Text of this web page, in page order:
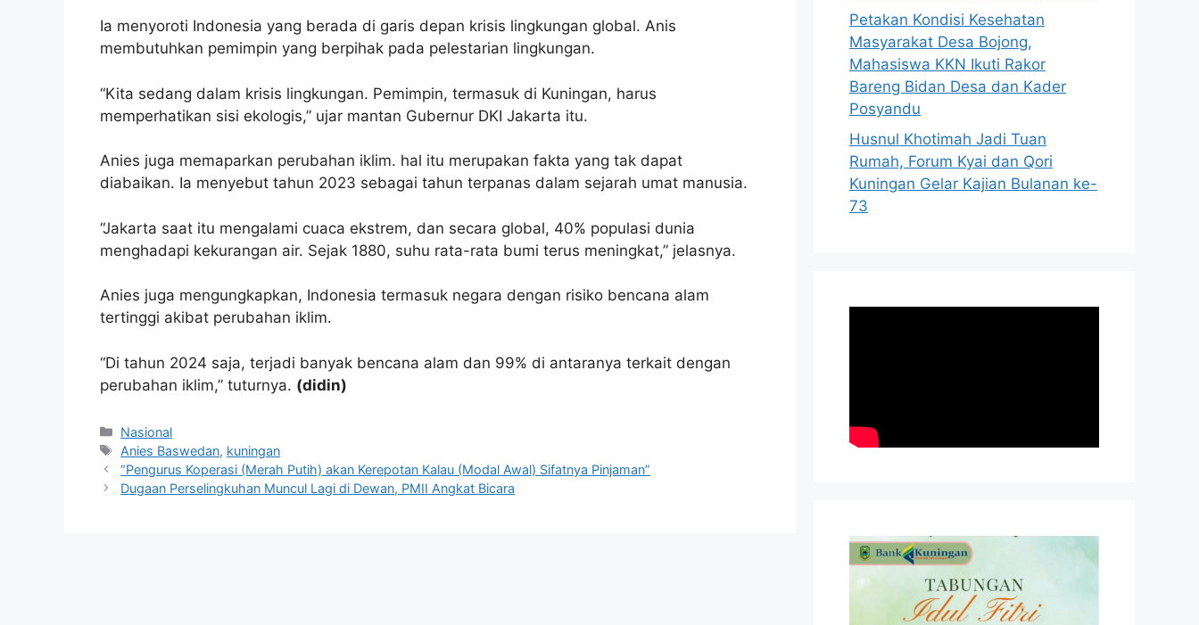
Ia menyoroti Indonesia yang berada di garis depan krisis lingkungan global. Anis
membutuhkan pemimpin yang berpihak pada pelestarian lingkungan.
“Kita sedang dalam krisis lingkungan. Pemimpin, termasuk di Kuningan, harus
memperhatikan sisi ekologis,” ujar mantan Gubernur DKI Jakarta itu.
Anies juga memaparkan perubahan iklim. hal itu merupakan fakta yang tak dapat
diabaikan. Ia menyebut tahun 2023 sebagai tahun terpanas dalam sejarah umat manusia.
“Jakarta saat itu mengalami cuaca ekstrem, dan secara global, 40% populasi dunia
menghadapi kekurangan air. Sejak 1880, suhu rata-rata bumi terus meningkat,” jelasnya.
Anies juga mengungkapkan, Indonesia termasuk negara dengan risiko bencana alam
tertinggi akibat perubahan iklim.
“Di tahun 2024 saja, terjadi banyak bencana alam dan 99% di antaranya terkait dengan
perubahan iklim,” tuturnya. (didin)
Kategori
Nasional
Tag
Anies Baswedan, kuningan
“Pengurus Koperasi (Merah Putih) akan Kerepotan Kalau (Modal Awal) Sifatnya Pinjaman”
Dugaan Perselingkuhan Muncul Lagi di Dewan, PMII Angkat Bicara
Petakan Kondisi Kesehatan
Masyarakat Desa Bojong,
Mahasiswa KKN Ikuti Rakor
Bareng Bidan Desa dan Kader
Posyandu
Husnul Khotimah Jadi Tuan
Rumah, Forum Kyai dan Qori
Kuningan Gelar Kajian Bulanan ke-
73